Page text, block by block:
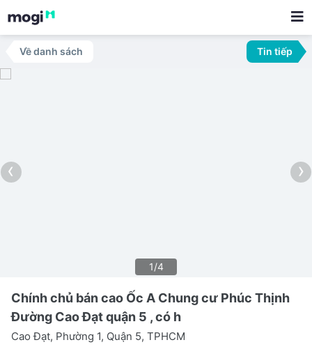
Về danh sách Tin tiếp
‹ ›
1/4
Chính chủ bán cao Ốc A Chung cư Phúc Thịnh
Đường Cao Đạt quận 5 , có h
Cao Đạt, Phường 1, Quận 5, TPHCM